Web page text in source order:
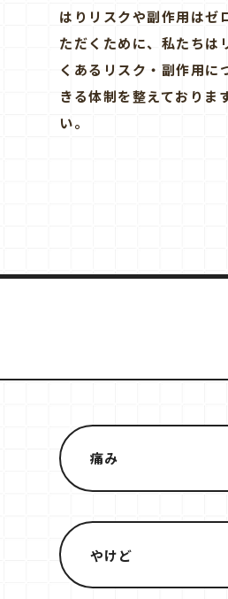
はりリスクや副作用はゼ
ただくために、私たちは
くあるリスク・副作用に
きる体制を整えておりま
い。
痛み
やけど